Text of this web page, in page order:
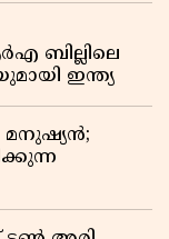
ബില്ലിലെ
ഇന്ത്യ
മനുഷ്യൻ;